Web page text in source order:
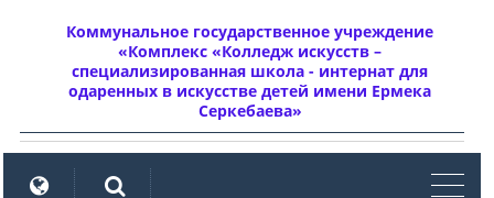
Коммунальное государственное учреждение
«Комплекс «Колледж искусств –
специализированная школа - интернат для
одаренных в искусстве детей имени Ермека
Серкебаева»